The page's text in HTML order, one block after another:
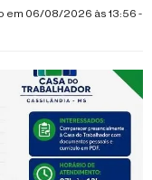
em 06/08/2026 às 13:56 -